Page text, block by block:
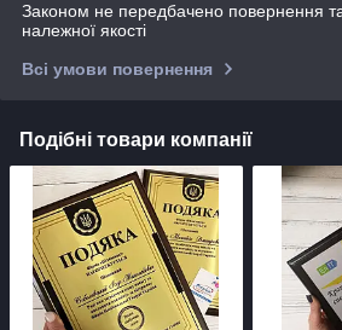
Законом не передбачено повернення
належної якості
Всі умови повернення
Подібні товари компанії